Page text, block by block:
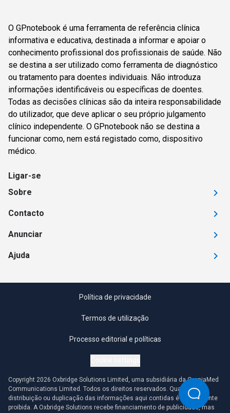
O GPnotebook é uma ferramenta de referência clínica
informativa e educativa, destinada a informar e apoiar o
conhecimento profissional dos profissionais de saúde. Não
se destina a ser utilizado como ferramenta de diagnóstico
ou tratamento para doentes individuais. Não introduza
informações identificáveis ou específicas de doentes.
Todas as decisões clínicas são da inteira responsabilidade
do utilizador, que deve aplicar o seu próprio julgamento
clínico independente. O GPnotebook não se destina a
funcionar como, nem está registado como, dispositivo
médico.
Ligar-se
Sobre
Contacto
Anunciar
Ajuda
Política de privacidade
Termos de utilização
Processo editorial e políticas
Copyright 2026 Oxbridge Solutions Limited, uma subsidiária da OmniaMed
Communications Limited. Todos os direitos reservados. Qualquer
distribuição ou duplicação das informações aqui contidas é estritamente
proibida. A Oxbridge Solutions recebe financiamento de publicidade, mas